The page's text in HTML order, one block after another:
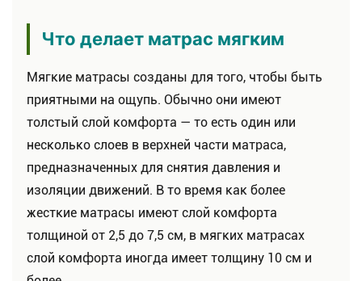
Что делает матрас мягким
Мягкие матрасы созданы для того, чтобы быть
приятными на ощупь. Обычно они имеют
толстый слой комфорта — то есть один или
несколько слоев в верхней части матраса,
предназначенных для снятия давления и
изоляции движений. В то время как более
жесткие матрасы имеют слой комфорта
толщиной от 2,5 до 7,5 см, в мягких матрасах
слой комфорта иногда имеет толщину 10 см и